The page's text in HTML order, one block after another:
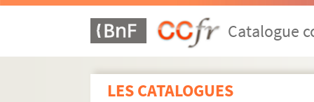
Catalogue
LES CATALOGUES